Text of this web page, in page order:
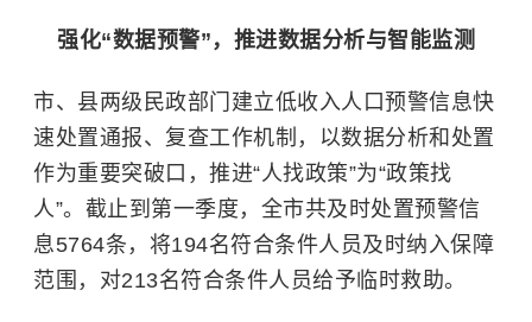
强化“数据预警”，推进数据分析与智能监测
市、县两级民政部门建立低收入人口预警信息快
速处置通报、复查工作机制，以数据分析和处置
作为重要突破口，推进“人找政策”为“政策找
人”。截止到第一季度，全市共及时处置预警信
息5764条，将194名符合条件人员及时纳入保障
范围，对213名符合条件人员给予临时救助。